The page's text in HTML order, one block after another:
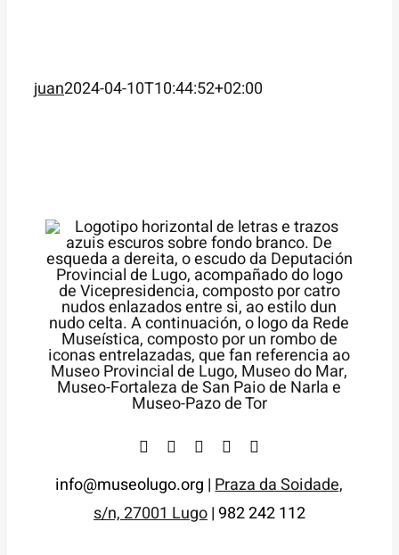
juan2024-04-10T10:44:52+02:00
info@museolugo.org |Praza da Soidade,
s/n, 27001 Lugo| 982 242 112